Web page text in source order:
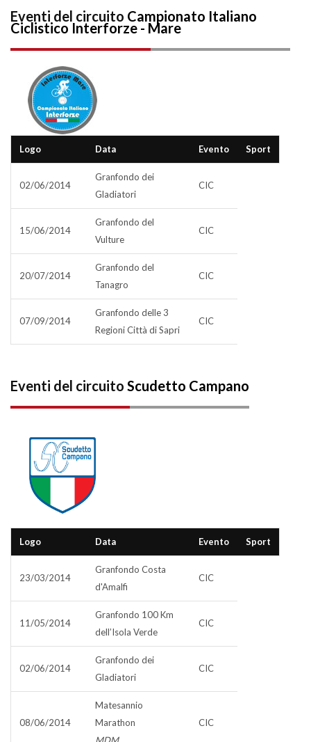
Eventi del circuito Campionato Italiano
Ciclistico Interforze - Mare
Logo Data Evento Sport
02/06/2014
Granfondo dei
Gladiatori
CIC
15/06/2014
Granfondo del
Vulture
CIC
20/07/2014
Granfondo del
Tanagro
CIC
07/09/2014
Granfondo delle 3
Regioni Città di Sapri
CIC
Eventi del circuito Scudetto Campano
Logo Data Evento Sport
23/03/2014
Granfondo Costa
d'Amalfi
CIC
11/05/2014
Granfondo 100 Km
dell’Isola Verde
CIC
02/06/2014
Granfondo dei
Gladiatori
CIC
08/06/2014
Matesannio
Marathon
CIC